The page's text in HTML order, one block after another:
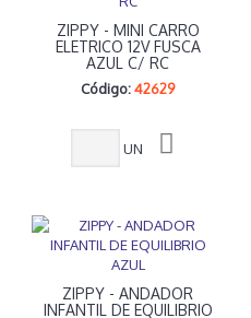
ZIPPY - MINI CARRO
ELETRICO 12V FUSCA
AZUL C/ RC
Código:42629
UN
ZIPPY - ANDADOR
INFANTIL DE EQUILIBRIO